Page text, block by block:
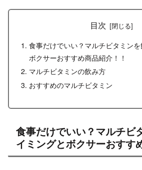
目次
食事だけでいい？マルチビタミン
ボクサーおすすめ商品紹介！！
マルチビタミンの飲み方
おすすめのマルチビタミン
食事だけでいい？マルチビ
イミングとボクサーおすす